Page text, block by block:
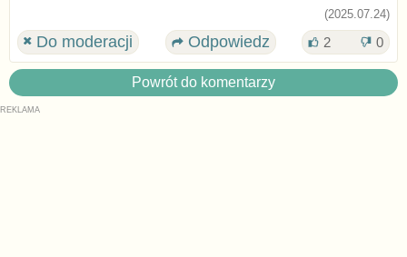
(2025.07.24)
Do moderacji Odpowiedz 2 0
Powrót do komentarzy